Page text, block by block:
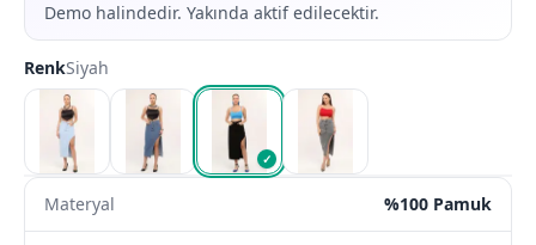
Demo halindedir. Yakında aktif edilecektir.
RenkSiyah
✓
Materyal %100 Pamuk